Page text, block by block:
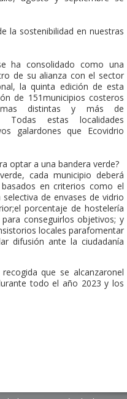
la sostenibilidad en nuestras
ha consolidado como una
de su alianza con el sector
la quinta edición de esta
de 151municipios costeros
distintas y más de
Todas estas localidades
galardones que Ecovidrio
optar a una bandera verde?
cada municipio deberá
en criterios como el
de envases de vidrio
porcentaje de hostelería
conseguirlos objetivos; y
locales parafomentar
difusión ante la ciudadanía
que se alcanzaronel
todo el año 2023 y los